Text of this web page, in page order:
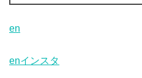
en
enインスタ